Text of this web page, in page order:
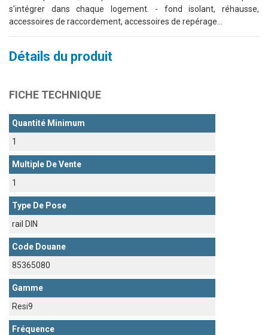
s'intégrer dans chaque logement. - fond isolant, réhausse,
accessoires de raccordement, accessoires de repérage...
Détails du produit
FICHE TECHNIQUE
Quantité Minimum
1
Multiple De Vente
1
Type De Pose
rail DIN
Code Douane
85365080
Gamme
Resi9
Fréquence